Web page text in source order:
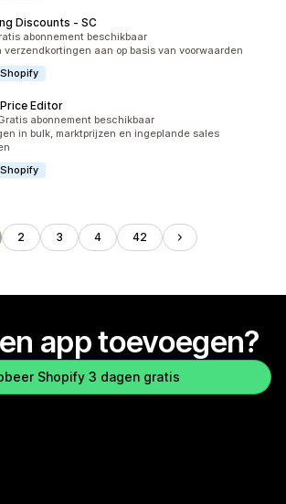
Discounts ‑ SC
in totaalabonnement beschikbaar
verzendkortingen aan op basis van voorwaarden
Editor
in totaalabonnement beschikbaar
in bulk, marktprijzen en ingeplande sales
2 3 4 42
app toevoegen?
Shopify 3 dagen gratis